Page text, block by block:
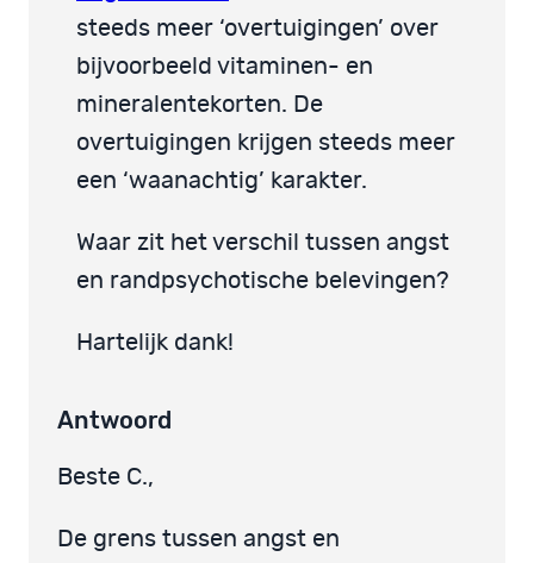
steeds meer ‘overtuigingen’ over
bijvoorbeeld vitaminen- en
mineralentekorten. De
overtuigingen krijgen steeds meer
een ‘waanachtig’ karakter.
Waar zit het verschil tussen angst
en randpsychotische belevingen?
Hartelijk dank!
Antwoord
Beste C.,
De grens tussen angst en